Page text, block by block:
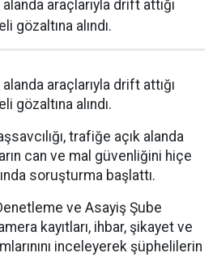
araçlarıyla drift attığı
gözaltına alındı.
araçlarıyla drift attığı
gözaltına alındı.
trafiğe açık alanda
can ve mal güvenliğini hiçe
soruşturma başlattı.
ve Asayiş Şube
kayıtları, ihbar, şikayet ve
inceleyerek şüphelilerin